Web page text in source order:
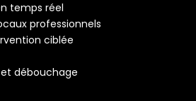
temps réel
professionnels
ciblée
débouchage